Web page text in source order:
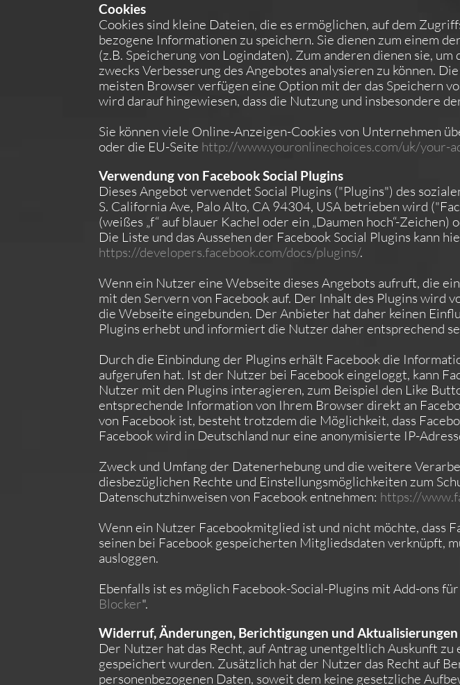
Cookies
Cookies sind kleine Dateien, die es ermöglichen, auf dem
bezogene Informationen zu speichern. Sie dienen zum einem
(z.B. Speicherung von Logindaten). Zum anderen dienen sie,
zwecks Verbesserung des Angebotes analysieren zu können.
meisten Browser verfügen eine Option mit der das Speichern
wird darauf hingewiesen, dass die Nutzung und insbesondere
Sie können viele Online-Anzeigen-Cookies von Unternehmen
oder die EU-Seite http://www.youronlinechoices.com/uk/your-
Verwendung von Facebook Social Plugins
Dieses Angebot verwendet Social Plugins ("Plugins") des
S. California Ave, Palo Alto, CA 94304, USA betrieben wird
(weißes „f“ auf blauer Kachel oder ein „Daumen hoch“-
Die Liste und das Aussehen der Facebook Social Plugins kann
https://developers.facebook.com/docs/plugins/.
Wenn ein Nutzer eine Webseite dieses Angebots aufruft, die
mit den Servern von Facebook auf. Der Inhalt des Plugins
die Webseite eingebunden. Der Anbieter hat daher keinen
Plugins erhebt und informiert die Nutzer daher entsprechend
Durch die Einbindung der Plugins erhält Facebook die
aufgerufen hat. Ist der Nutzer bei Facebook eingeloggt, kann
Nutzer mit den Plugins interagieren, zum Beispiel den Like
entsprechende Information von Ihrem Browser direkt an
von Facebook ist, besteht trotzdem die Möglichkeit, dass
Facebook wird in Deutschland nur eine anonymisierte IP-
Zweck und Umfang der Datenerhebung und die weitere
diesbezüglichen Rechte und Einstellungsmöglichkeiten zum
Datenschutzhinweisen von Facebook entnehmen: https://
Wenn ein Nutzer Facebookmitglied ist und nicht möchte, dass
seinen bei Facebook gespeicherten Mitgliedsdaten verknüpft,
ausloggen.
Ebenfalls ist es möglich Facebook-Social-Plugins mit Add-ons
Blocker".
Widerruf, Änderungen, Berichtigungen und Aktualisierungen
Der Nutzer hat das Recht, auf Antrag unentgeltlich Auskunft
gespeichert wurden. Zusätzlich hat der Nutzer das Recht auf
personenbezogenen Daten, soweit dem keine gesetzliche